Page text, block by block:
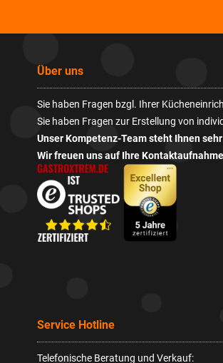
Über uns
Sie haben Fragen bzgl. Ihrer
Sie haben Fragen zur Erstellung von
Unser Kompetenz-Team steht Ihnen
Wir freuen uns auf Ihre
Service Hotline
Telefonische Beratung und Verkauf: